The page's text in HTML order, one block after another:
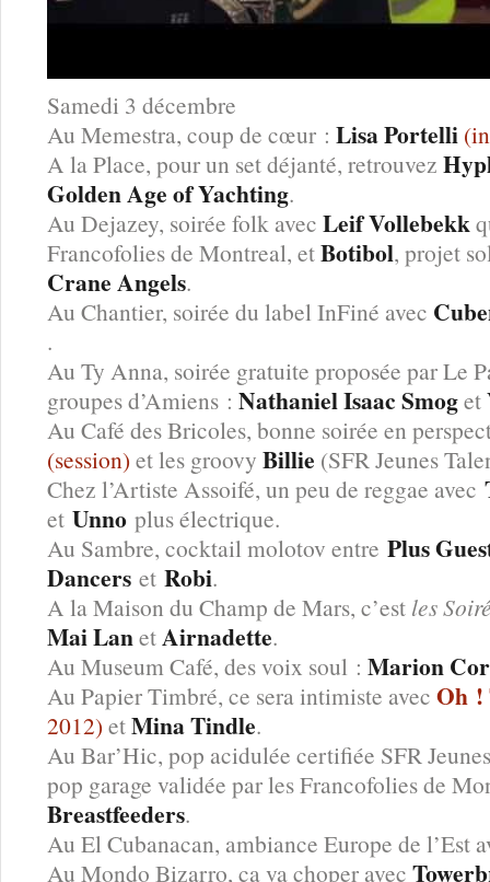
Samedi 3 décembre
Au Memestra, coup de cœur : Lisa Portelli
A la Place, pour un set déjanté, retrouvez
Golden Age of Yachting.
Au Dejazey, soirée folk avec Leif Vollebekk
Francofolies de Montreal, etBotibol, projet
Crane Angels.
Au Chantier, soirée du label InFiné avec
.
Au Ty Anna, soirée gratuite proposée par Le
groupes d’Amiens : Nathaniel Isaac Smoget
Au Café des Bricoles, bonne soirée en
(session) et les groovy Billie (SFR Jeunes
Chez l’Artiste Assoifé, un peu de reggae avec
et Unno plus électrique.
Au Sambre, cocktail molotov entre Plus
Dancers et Robi.
A la Maison du Champ de Mars, c’est les
Mai LanetAirnadette.
Au Museum Café, des voix soul : Marion
Au Papier Timbré, ce sera intimiste avec Oh !
2012) etMina Tindle.
Au Bar’Hic, pop acidulée certifiée SFR
pop garage validée par les Francofolies de
Breastfeeders.
Au El Cubanacan, ambiance Europe de l’Est
Au Mondo Bizarro, ça va choper avec